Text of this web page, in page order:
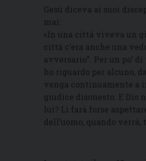
Gesù diceva ai suoi
mai:
«In una città viveva un
città c’era anche una
avversario”. Per un po’
ho riguardo per alcuno,
venga continuamente a
giudice disonesto. E Dio
lui? Li farà forse
dell’uomo, quando verrà,